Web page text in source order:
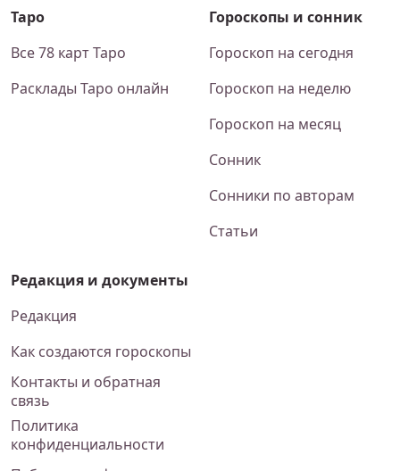
Таро
Все 78 карт Таро
Расклады Таро онлайн
Гороскопы и сонник
Гороскоп на сегодня
Гороскоп на неделю
Гороскоп на месяц
Сонник
Сонники по авторам
Статьи
Редакция и документы
Редакция
Как создаются гороскопы
Контакты и обратная
связь
Политика
конфиденциальности